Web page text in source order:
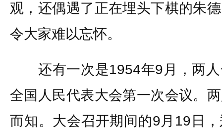
观，还偶遇了正在埋头下棋的朱
令大家难以忘怀。
还有一次是1954年9月，两人
全国人民代表大会第一次会议。
而知。大会召开期间的9月19日